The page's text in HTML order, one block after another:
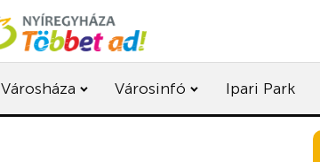
Városháza Városinfó Ipari Park